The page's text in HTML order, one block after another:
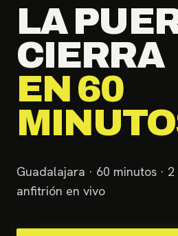
LA
CIERRA
EN 60
Guadalajara · 60 minutos ·
anfitrión en vivo